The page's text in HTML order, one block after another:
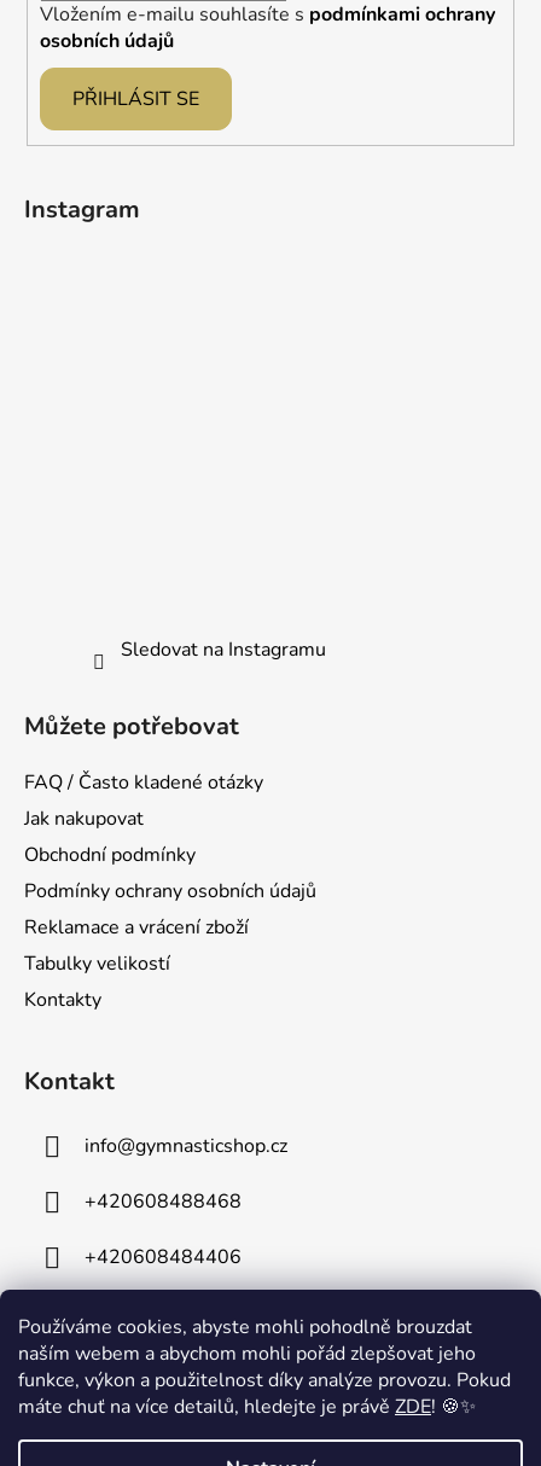
Používáme cookies, abyste mohli pohodlně brouzdat
naším webem a abychom mohli pořád zlepšovat jeho
funkce, výkon a použitelnost díky analýze provozu. Pokud
máte chuť na více detailů, hledejte je právě ZDE! 🍪✨
⚠️ Technické komplikace⚠️ Z důvodu technických problémů je mimo
Vložením e-mailu souhlasíte s podmínkami ochrany
osobních údajů
PŘIHLÁSIT SE
Instagram
Sledovat na Instagramu
Můžete potřebovat
FAQ / Často kladené otázky
Jak nakupovat
Obchodní podmínky
Podmínky ochrany osobních údajů
Reklamace a vrácení zboží
Tabulky velikostí
Kontakty
Kontakt
info@gymnasticshop.cz
+420608488468
+420608484406